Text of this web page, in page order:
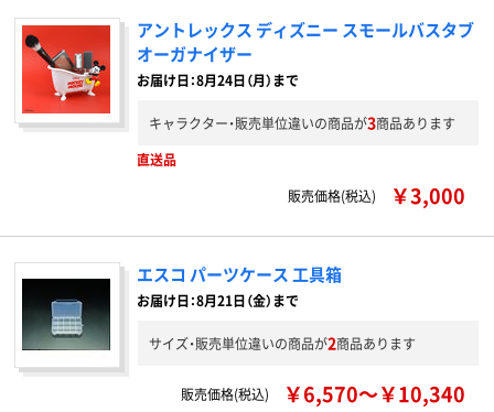
アントレックス ディズニー スモールバスタブ
オーガナイザー
お届け日：8月24日（月）まで
キャラクター・販売単位違いの商品が3商品あります
直送品
販売価格(税込)
￥3,000
エスコ パーツケース 工具箱
お届け日：8月21日（金）まで
サイズ・販売単位違いの商品が2商品あります
販売価格(税込) ￥6,570～￥10,340